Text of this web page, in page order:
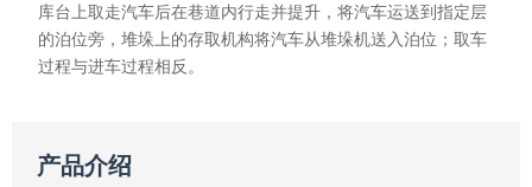
库台上取走汽车后在巷道内行走并提升，将汽车运送到指定层
的泊位旁，堆垛上的存取机构将汽车从堆垛机送入泊位；取车
过程与进车过程相反。
产品介绍